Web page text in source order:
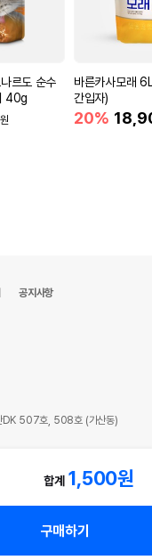
르도 순수
40g
원
바른카사모래
간입자)
20%
합계 1,500원
구매하기
공지사항
DK 507호, 508호 (가산동)